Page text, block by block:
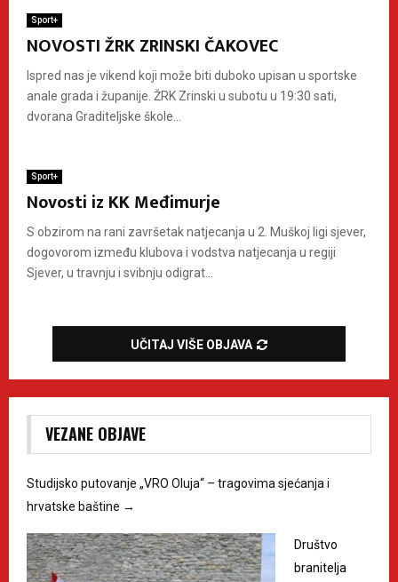
Sport+
NOVOSTI ŽRK ZRINSKI ČAKOVEC
Ispred nas je vikend koji može biti duboko upisan u sportske
anale grada i županije. ŽRK Zrinski u subotu u 19:30 sati,
dvorana Graditeljske škole...
Sport+
Novosti iz KK Međimurje
S obzirom na rani završetak natjecanja u 2. Muškoj ligi sjever,
dogovorom između klubova i vodstva natjecanja u regiji
Sjever, u travnju i svibnju odigrat...
UČITAJ VIŠE OBJAVA
VEZANE OBJAVE
Studijsko putovanje „VRO Oluja“ – tragovima sjećanja i
hrvatske baštine →
Društvo
branitelja